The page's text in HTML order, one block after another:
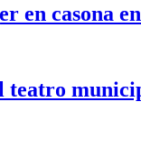
en casona
teatro